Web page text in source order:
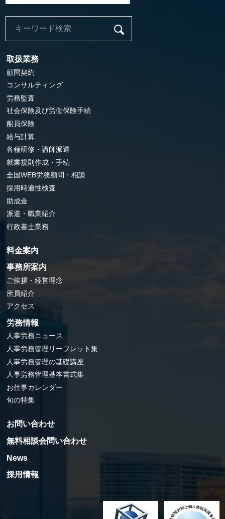
取扱業務
顧問契約
コンサルティング
労務監査
社会保険及び労働保険手続
船員保険
給与計算
各種研修・講師派遣
就業規則作成・手続
全国WEB労務顧問・相談
採用時適性検査
助成金
派遣・職業紹介
行政書士業務
料金案内
事務所案内
ご挨拶・経営理念
所員紹介
アクセス
労務情報
人事労務ニュース
人事労務管理リーフレット集
人事労務管理の基礎講座
人事労務管理基本書式集
お仕事カレンダー
旬の特集
お問い合わせ
無料相談会問い合わせ
News
採用情報